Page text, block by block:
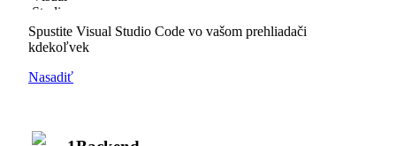
Spustite Visual Studio Code vo vašom prehliadači
kdekoľvek
Nasadiť